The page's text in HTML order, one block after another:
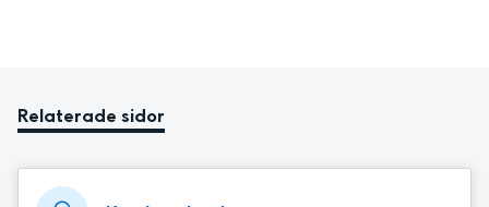
Relaterade sidor